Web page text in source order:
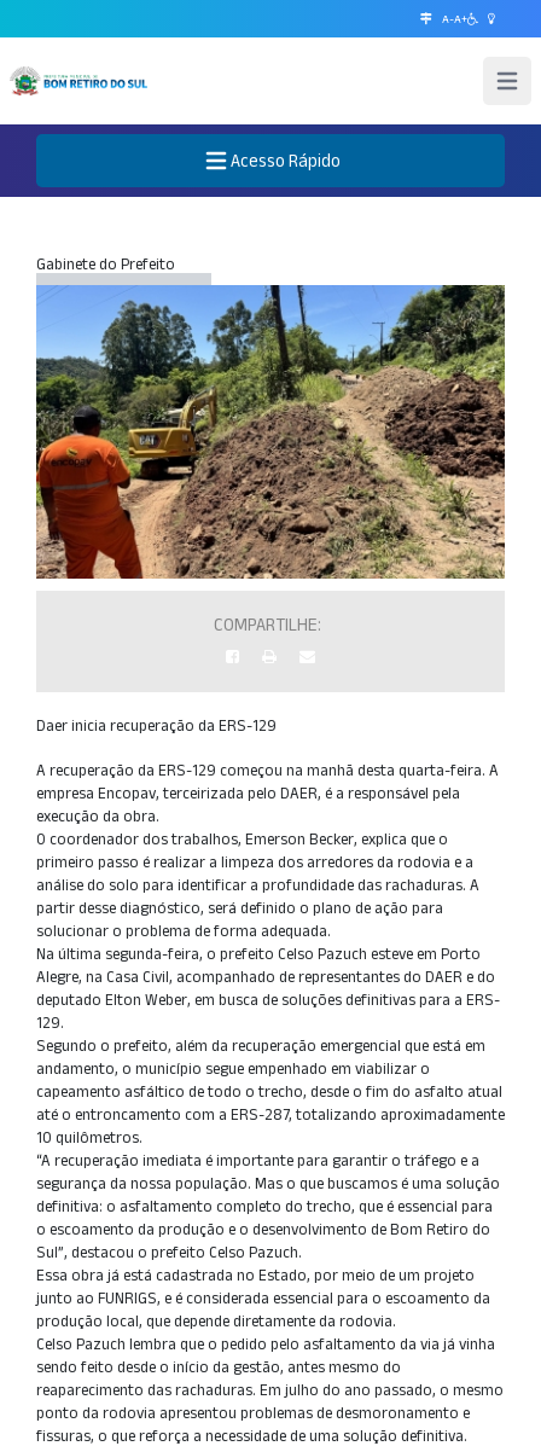
A-A+
Abrir
Abre o Menu
Acesso Rápido
Gabinete do Prefeito
COMPARTILHE:
Daer inicia recuperação da ERS-129
A recuperação da ERS-129 começou na manhã desta quarta-feira. A
empresa Encopav, terceirizada pelo DAER, é a responsável pela
execução da obra.
O coordenador dos trabalhos, Emerson Becker, explica que o
primeiro passo é realizar a limpeza dos arredores da rodovia e a
análise do solo para identificar a profundidade das rachaduras. A
partir desse diagnóstico, será definido o plano de ação para
solucionar o problema de forma adequada.
Na última segunda-feira, o prefeito Celso Pazuch esteve em Porto
Alegre, na Casa Civil, acompanhado de representantes do DAER e do
deputado Elton Weber, em busca de soluções definitivas para a ERS-
129.
Segundo o prefeito, além da recuperação emergencial que está em
andamento, o município segue empenhado em viabilizar o
capeamento asfáltico de todo o trecho, desde o fim do asfalto atual
até o entroncamento com a ERS-287, totalizando aproximadamente
10 quilômetros.
“A recuperação imediata é importante para garantir o tráfego e a
segurança da nossa população. Mas o que buscamos é uma solução
definitiva: o asfaltamento completo do trecho, que é essencial para
o escoamento da produção e o desenvolvimento de Bom Retiro do
Sul”, destacou o prefeito Celso Pazuch.
Essa obra já está cadastrada no Estado, por meio de um projeto
junto ao FUNRIGS, e é considerada essencial para o escoamento da
produção local, que depende diretamente da rodovia.
Celso Pazuch lembra que o pedido pelo asfaltamento da via já vinha
sendo feito desde o início da gestão, antes mesmo do
reaparecimento das rachaduras. Em julho do ano passado, o mesmo
ponto da rodovia apresentou problemas de desmoronamento e
fissuras, o que reforça a necessidade de uma solução definitiva.